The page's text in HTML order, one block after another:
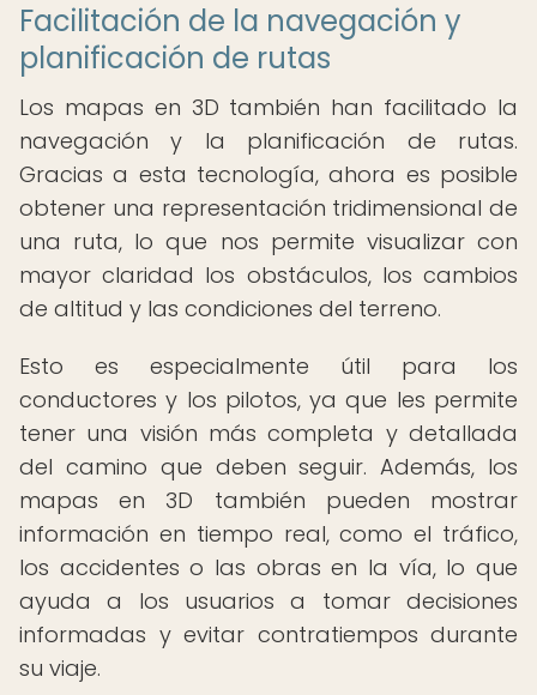
Facilitación de la navegación y
planificación de rutas
Los mapas en 3D también han facilitado la
navegación y la planificación de rutas.
Gracias a esta tecnología, ahora es posible
obtener una representación tridimensional de
una ruta, lo que nos permite visualizar con
mayor claridad los obstáculos, los cambios
de altitud y las condiciones del terreno.
Esto es especialmente útil para los
conductores y los pilotos, ya que les permite
tener una visión más completa y detallada
del camino que deben seguir. Además, los
mapas en 3D también pueden mostrar
información en tiempo real, como el tráfico,
los accidentes o las obras en la vía, lo que
ayuda a los usuarios a tomar decisiones
informadas y evitar contratiempos durante
su viaje.